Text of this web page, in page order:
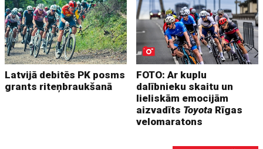
Latvijā debitēs PK posms
grants riteņbraukšanā
FOTO: Ar kuplu
dalībnieku skaitu un
lieliskām emocijām
aizvadīts Toyota Rīgas
velomaratons